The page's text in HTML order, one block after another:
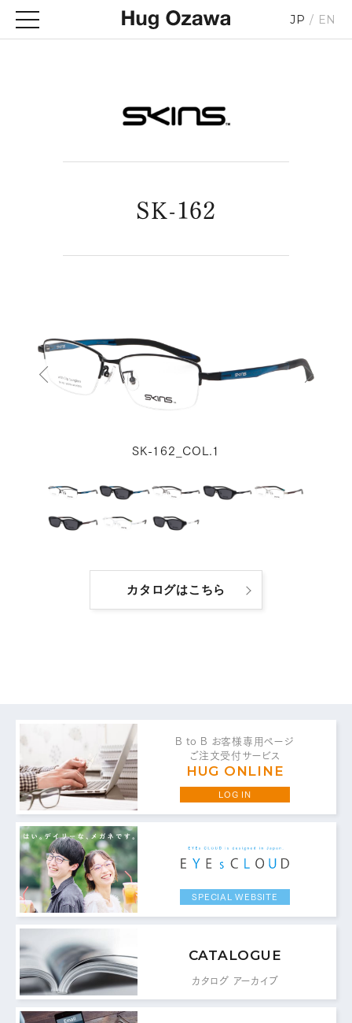
JP EN
SK-162
SK-162_COL.1
カタログはこちら
お問い合わせ・ご意見は
こちらからお願いいたします。
代表 / 営業・企画・総務・経理
TEL：0776-89-1370
商品センター直通
TEL：0776-87-0890
B to B お客様専用ページ
ご注文受付サービス
HUG ONLINE
LOG IN
SPECIAL WEBSITE
CATALOGUE
カタログ アーカイブ